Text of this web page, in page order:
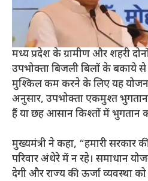
मध्य प्रदेश के ग्रामीण और शहरी
उपभोक्ता बिजली बिलों के बकाये
मुश्किल कम करने के लिए यह
अनुसार, उपभोक्ता एकमुश्त
हैं या छह आसान किश्तों में भुगतान
मुख्यमंत्री ने कहा, “हमारी सरकार
परिवार अंधेरे में न रहे। समाधान
देगी और राज्य की ऊर्जा व्यवस्था